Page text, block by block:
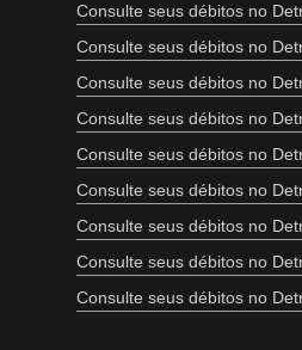
Consulte seus débitos no
Consulte seus débitos no
Consulte seus débitos no
Consulte seus débitos no
Consulte seus débitos no
Consulte seus débitos no
Consulte seus débitos no
Consulte seus débitos no
Consulte seus débitos no